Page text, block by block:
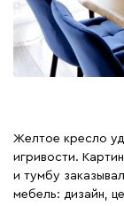
Желтое кресло
игривости.
и тумбу
мебель: дизайн,